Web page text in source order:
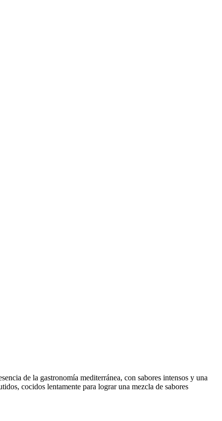
de la gastronomía mediterránea, con sabores intensos y una
cocidos lentamente para lograr una mezcla de sabores